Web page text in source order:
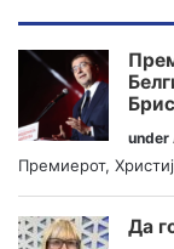
under
Премиерот,
Да